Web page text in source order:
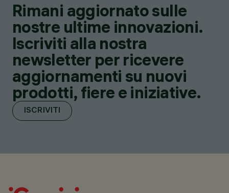
Rimani aggiornato sulle
nostre ultime innovazioni.
Iscriviti alla nostra
newsletter per ricevere
aggiornamenti su nuovi
prodotti, fiere e iniziative.
ISCRIVITI